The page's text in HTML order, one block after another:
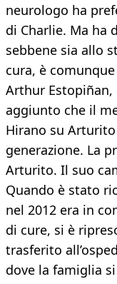
neurologo ha
di Charlie. Ma ha
sebbene sia allo
cura, è
Arthur
aggiunto che il
Hirano su
generazione. La
Arturito. Il suo
Quando è stato
nel 2012 era in
di cure, si è
trasferito
dove la famiglia